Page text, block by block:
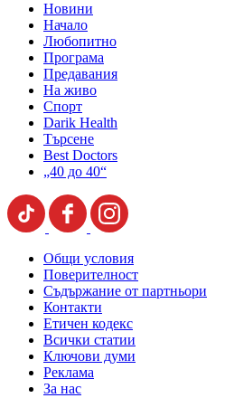
Новини
Начало
Любопитно
Програма
Предавания
На живо
Спорт
Darik Health
Търсене
Best Doctors
„40 до 40“
Общи условия
Поверителност
Съдържание от партньори
Контакти
Етичен кодекс
Всички статии
Ключови думи
Реклама
За нас